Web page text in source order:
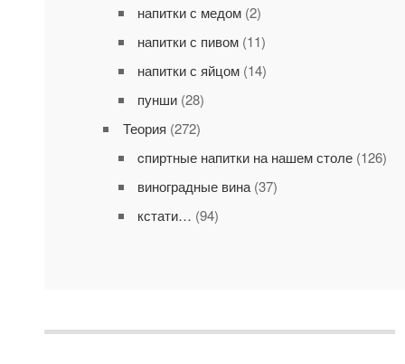
напитки с медом(2)
напитки с пивом(11)
напитки с яйцом(14)
пунши(28)
Теория (272)
cпиртные напитки на нашем столе(126)
виноградные вина(37)
кстати… (94)